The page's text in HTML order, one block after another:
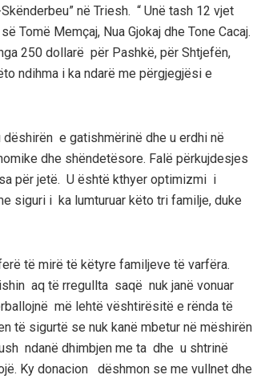
në Triesh. “ Unë tash 12 vjet
Tomë Memçaj, Nua Gjokaj dhe Tone Cacaj.
250 dollarë për Pashkë, për Shtjefën,
ndihma i ka ndarë me përgjegjësi e
e gatishmërinë dhe u erdhi në
dhe shëndetësore. Falë përkujdesjes
për jetë. U është kthyer optimizmi i
siguri i ka lumturuar këto tri familje, duke
të mirë të këtyre familjeve të varfëra.
aq të rregullta saqë nuk janë vonuar
më lehtë vështirësitë e rënda të
të sigurtë se nuk kanë mbetur në mëshirën
ndanë dhimbjen me ta dhe u shtrinë
Ky donacion dëshmon se me vullnet dhe